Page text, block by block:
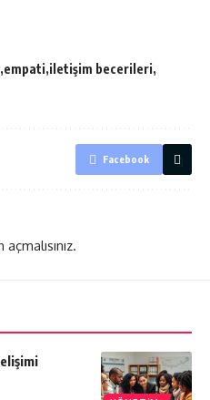
empati iletişim becerileri
Facebook
.